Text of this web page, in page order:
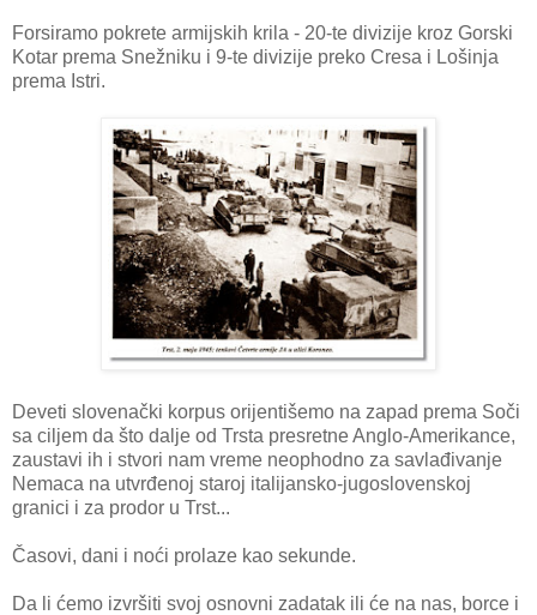
Forsiramo pokrete armijskih krila - 20-te divizije kroz Gorski
Kotar prema Snežniku i 9-te divizije preko Cresa i Lošinja
prema Istri.
Deveti slovenački korpus orijentišemo na zapad prema Soči
sa ciljem da što dalje od Trsta presretne Anglo-Amerikance,
zaustavi ih i stvori nam vreme neophodno za savlađivanje
Nemaca na utvrđenoj staroj italijansko-jugoslovenskoj
granici i za prodor u Trst...
Časovi, dani i noći prolaze kao sekunde.
Da li ćemo izvršiti svoj osnovni zadatak ili će na nas, borce i